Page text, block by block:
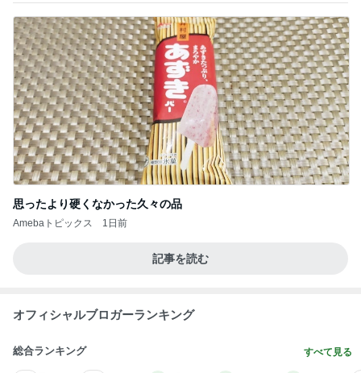
思ったより硬くなかった久々の品
Amebaトピックス 1日前
記事を読む
オフィシャルブロガーランキング
総合ランキング すべて見る